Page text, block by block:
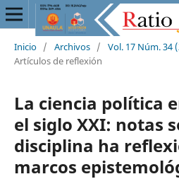
Inicio / Archivos / Vol. 17 Núm. 34
Artículos de reflexión
La ciencia política
el siglo XXI: notas
disciplina ha
marcos